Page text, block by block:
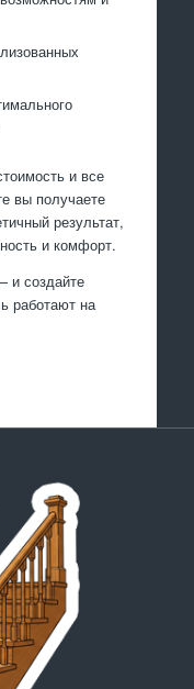
и все
вы получаете
результат,
и комфорт.
и создайте
работают на